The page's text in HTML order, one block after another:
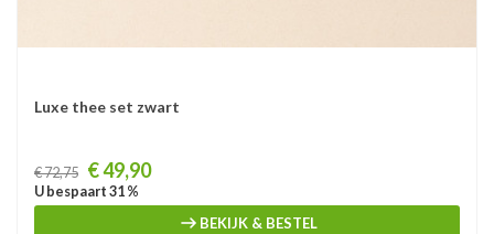
Luxe thee set zwart
Prijs
€ 72,75 € 49,90
U bespaart 31 %
BEKIJK & BESTEL